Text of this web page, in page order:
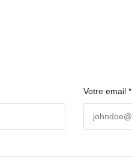
Votre email *